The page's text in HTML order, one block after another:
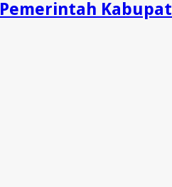
Pemerintah